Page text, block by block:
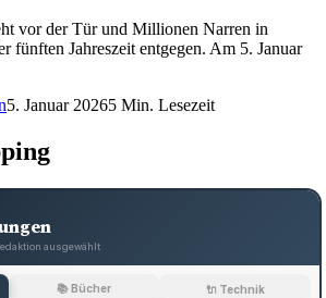
vor der Tür und Millionen Narren in
fünften Jahreszeit entgegen. Am 5. Januar
5. Januar 20265 Min. Lesezeit
ausgewählt
📚 Bücher 🔌 Technik